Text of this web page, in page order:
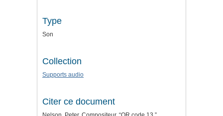
Type
Son
Collection
Supports audio
Citer ce document